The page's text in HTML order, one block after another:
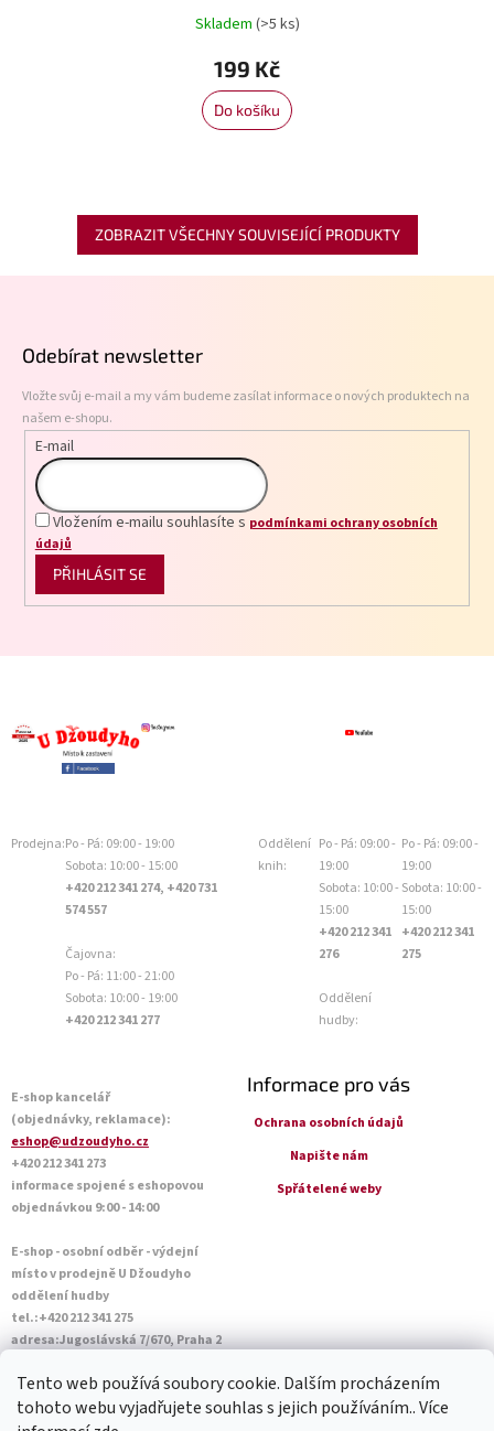
Tento web používá soubory cookie. Dalším procházením
tohoto webu vyjadřujete souhlas s jejich používáním.. Více
Skladem (>5 ks)
199 Kč
Do košíku
ZOBRAZIT VŠECHNY SOUVISEJÍCÍ PRODUKTY
Odebírat newsletter
Vložte svůj e-mail a my vám budeme zasílat informace o nových produktech na
našem e-shopu.
E-mail
Vložením e-mailu souhlasíte s podmínkami ochrany osobních
údajů
PŘIHLÁSIT SE
Prodejna:Po - Pá: 09:00 - 19:00
Sobota: 10:00 - 15:00
+420 212 341 274, +420 731
574 557
Čajovna:
Po - Pá: 11:00 - 21:00
Sobota: 10:00 - 19:00
+420 212 341 277
Oddělení
knih:
Po - Pá: 09:00 -
19:00
Sobota: 10:00 -
15:00
+420 212 341
276
Oddělení
hudby:
Po - Pá: 09:00 -
19:00
Sobota: 10:00 -
15:00
+420 212 341
275
E-shop kancelář
(objednávky, reklamace):
eshop@udzoudyho.cz
+420 212 341 273
informace spojené s eshopovou
objednávkou 9:00 - 14:00
E-shop - osobní odběr - výdejní
místo v prodejně U Džoudyho
oddělení hudby
tel.:+420 212 341 275
adresa:Jugoslávská 7/670, Praha 2
Sobota: 10:00 - 14:45
Informace pro vás
Ochrana osobních údajů
Napište nám
Spřátelené weby